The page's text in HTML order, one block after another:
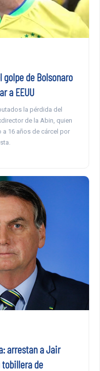
de Bolsonaro
a EEUU
la pérdida del
de la Abin, quien
a 16 años de cárcel por
arrestan a Jair
de